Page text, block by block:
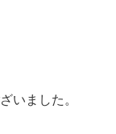
いました。